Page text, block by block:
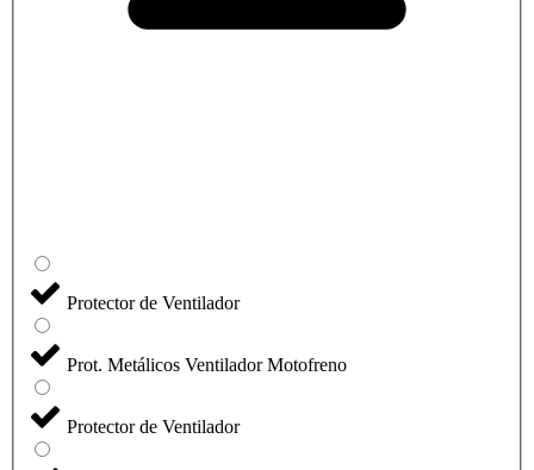
Protector de Ventilador
Prot. Metálicos Ventilador Motofreno
Protector de Ventilador